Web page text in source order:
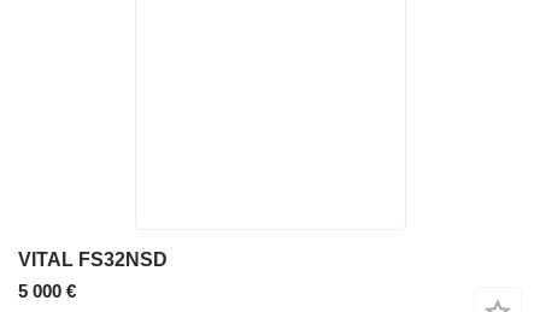
VITAL FS32NSD
5 000 €